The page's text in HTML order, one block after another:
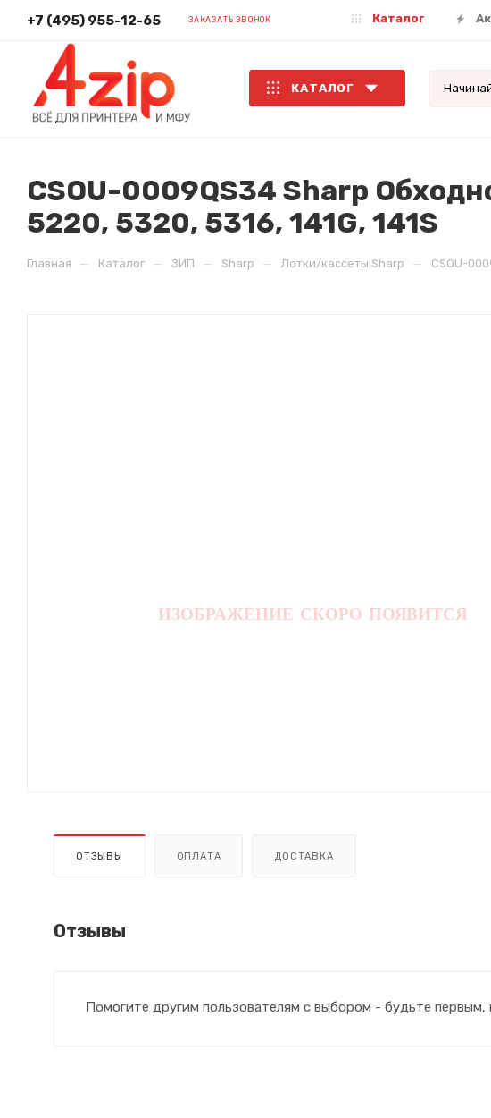
+7 (495) 955-12-65 ЗАКАЗАТЬ ЗВОНОК Каталог
КАТАЛОГ
CSOU-0009QS34 Sharp
5220, 5320, 5316, 141G, 141S
Главная — Каталог — ЗИП — Sharp — Лотки/кассеты Sharp — CSOU-
ОТЗЫВЫ ОПЛАТА ДОСТАВКА
Отзывы
Помогите другим пользователям с выбором - будьте